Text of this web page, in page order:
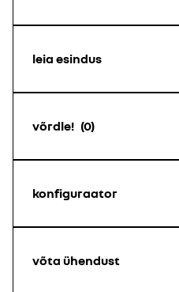
leia esindus
võrdle! 0
konfiguraator
võta ühendust